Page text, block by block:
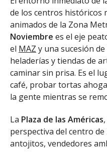
de los centros históricos
animados de la Zona
Noviembre es el eje
el MAZ y una sucesión
heladerías y tiendas de
caminar sin prisa. Es el
café, probar tortas
la gente mientras se
La Plaza de las Américas
perspectiva del centro
antojitos, vendedores